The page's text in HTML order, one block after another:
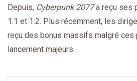
Depuis, Cyberpunk 2077a reçu ses
1.1 et 1.2. Plus récemment, les
reçu des bonus massifs malgré ces
lancement majeurs.